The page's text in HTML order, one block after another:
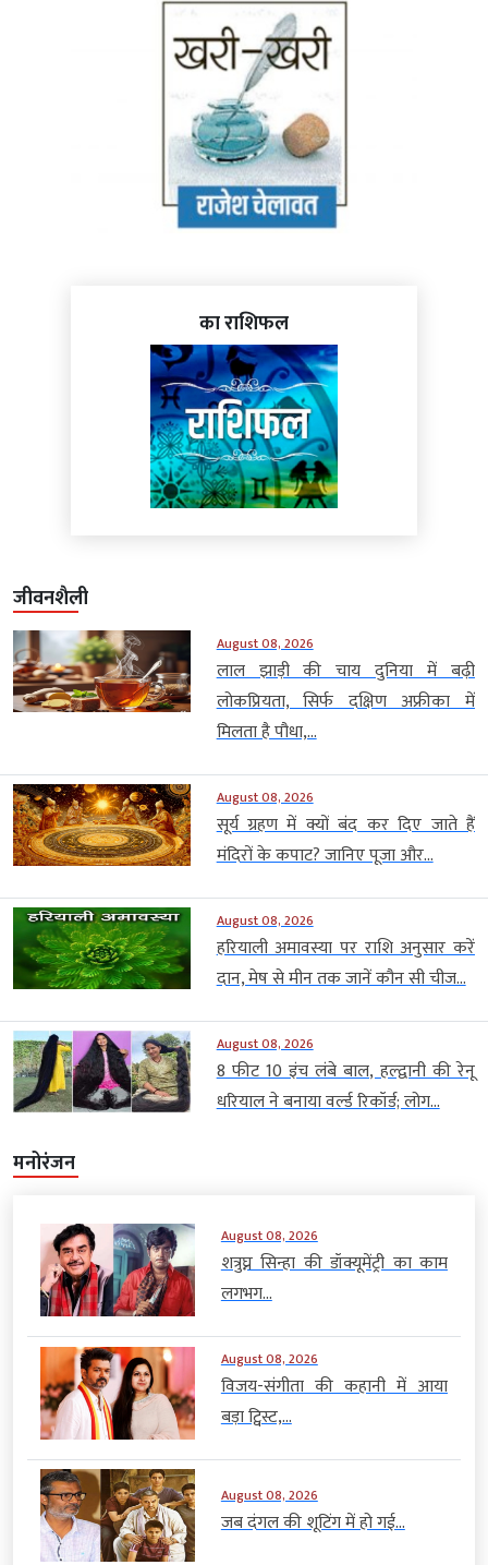
का राशिफल
जीवनशैली
August 08, 2026
लाल झाड़ी की चाय दुनिया में बढ़ी
लोकप्रियता, सिर्फ दक्षिण अफ्रीका में
मिलता है पौधा,...
August 08, 2026
सूर्य ग्रहण में क्यों बंद कर दिए जाते हैं
मंदिरों के कपाट? जानिए पूजा और...
August 08, 2026
हरियाली अमावस्या पर राशि अनुसार करें
दान, मेष से मीन तक जानें कौन सी चीज...
August 08, 2026
8 फीट 10 इंच लंबे बाल, हल्द्वानी की रेनू
धरियाल ने बनाया वर्ल्ड रिकॉर्ड; लोग...
मनोरंजन
August 08, 2026
शत्रुघ्न सिन्हा की डॉक्यूमेंट्री का काम
लगभग...
August 08, 2026
विजय-संगीता की कहानी में आया
बड़ा ट्विस्ट,...
August 08, 2026
जब दंगल की शूटिंग में हो गई...